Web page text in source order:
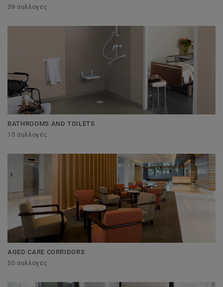
39 συλλογές
BATHROOMS AND TOILETS
10 συλλογές
AGED CARE CORRIDORS
50 συλλογές